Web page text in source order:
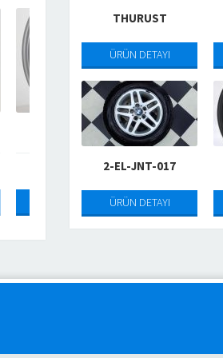
5033-MI-Y-YAN
ÜRÜN DETAYI
THURUST
ÜRÜN DETAYI
2-EL-JNT-017
ÜRÜN DETAYI